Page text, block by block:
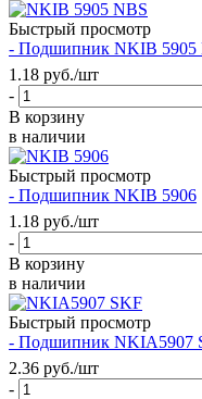
Быстрый просмотр
- Подшипник NKIB 5905
1.18 руб./шт
-
В корзину
в наличии
Быстрый просмотр
- Подшипник NKIB 5906
1.18 руб./шт
-
В корзину
в наличии
Быстрый просмотр
- Подшипник NKIA5907
2.36 руб./шт
-